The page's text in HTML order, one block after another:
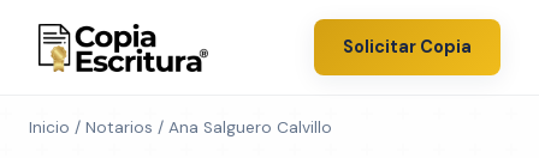
Solicitar Copia
Inicio / Notarios / Ana Salguero Calvillo